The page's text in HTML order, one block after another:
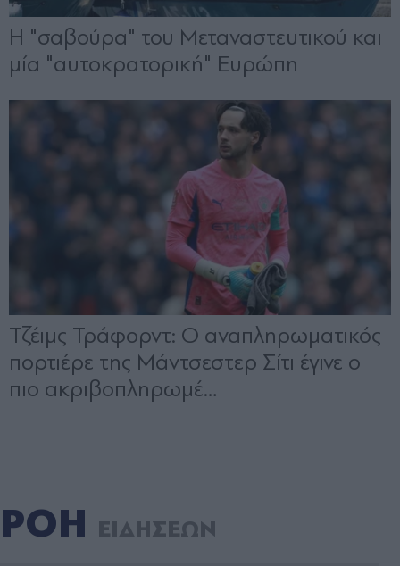
ΡΟΗ ΕΙΔΗΣΕΩΝ